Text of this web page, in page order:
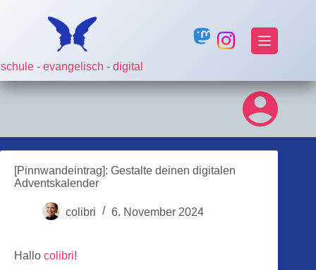
schule - evangelisch - digital
[Pinnwandeintrag]: Gestalte deinen digitalen
Adventskalender
colibri 6. November 2024
Hallo colibri!